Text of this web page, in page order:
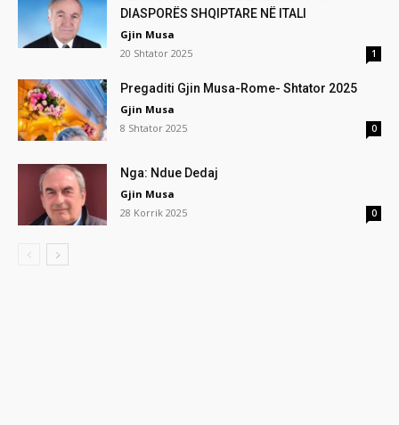
DIASPORËS SHQIPTARE NË ITALI
Gjin Musa
20 Shtator 2025
1
Pregaditi Gjin Musa-Rome- Shtator 2025
Gjin Musa
8 Shtator 2025
0
Nga: Ndue Dedaj
Gjin Musa
28 Korrik 2025
0